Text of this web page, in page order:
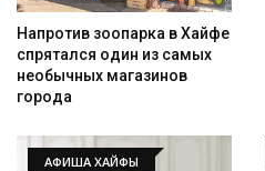
Напротив зоопарка в Хайфе
спрятался один из самых
необычных магазинов
города
АФИША ХАЙФЫ